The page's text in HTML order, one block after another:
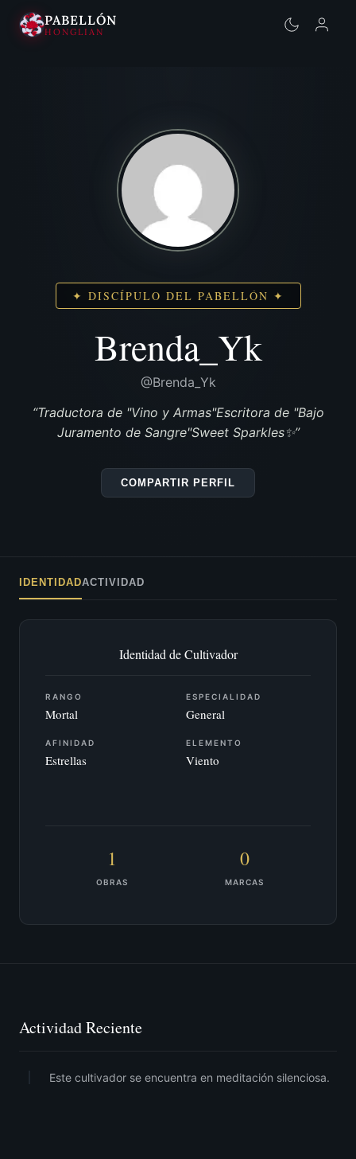
PABELLÓN
HONGLIAN
✦ DISCÍPULO DEL PABELLÓN ✦
Brenda_Yk
@Brenda_Yk
“Traductora de "Vino y Armas"Escritora de "Bajo
Juramento de Sangre"Sweet Sparkles✨️”
COMPARTIR PERFIL
IDENTIDADACTIVIDAD
Identidad de Cultivador
RANGO
Mortal
ESPECIALIDAD
General
AFINIDAD
Estrellas
ELEMENTO
Viento
1
OBRAS
0
MARCAS
Actividad Reciente
Este cultivador se encuentra en meditación silenciosa.